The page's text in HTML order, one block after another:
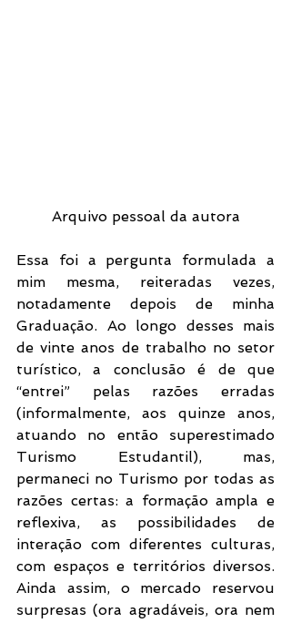
Arquivo pessoal da autora
Essa foi a pergunta formulada a
mim mesma, reiteradas vezes,
notadamente depois de minha
Graduação. Ao longo desses mais
de vinte anos de trabalho no setor
turístico, a conclusão é de que
“entrei” pelas razões erradas
(informalmente, aos quinze anos,
atuando no então superestimado
Turismo Estudantil), mas,
permaneci no Turismo por todas as
razões certas: a formação ampla e
reflexiva, as possibilidades de
interação com diferentes culturas,
com espaços e territórios diversos.
Ainda assim, o mercado reservou
surpresas (ora agradáveis, ora nem